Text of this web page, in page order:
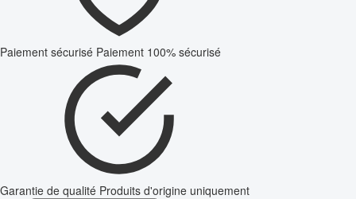
Paiement sécurisé Paiement 100% sécurisé
Garantie de qualité Produits d'origine uniquement